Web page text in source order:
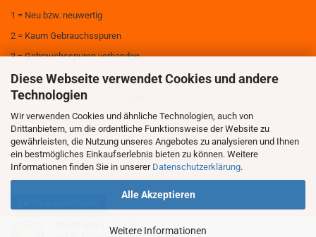
Diese Webseite verwendet Cookies und andere
Technologien
Wir verwenden Cookies und ähnliche Technologien, auch von
Drittanbietern, um die ordentliche Funktionsweise der Website zu
gewährleisten, die Nutzung unseres Angebotes zu analysieren und Ihnen
ein bestmögliches Einkaufserlebnis bieten zu können. Weitere
Informationen finden Sie in unserer Datenschutzerklärung.
Alle Akzeptieren
Weitere Informationen
1 = Neu bzw. neuwertig
2 = Kaum Gebrauchsspuren
3 = Gebrauchsspuren vorhanden
4 = Deutliche Gebrauchsspuren
5 = Sehr deutliche Gebrauchsspuren
6 = Zerstört
(4.89 / 5)
Bewertungen bei: shopvote.de ⓘ